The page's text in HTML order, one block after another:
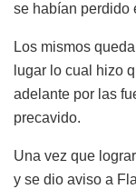
se habían perdido
Los mismos
lugar lo cual hizo
adelante por las
precavido.
Una vez que
y se dio aviso a